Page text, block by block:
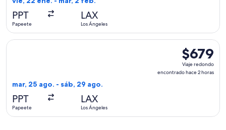
PPT
Papeete
LAX
Los Ángeles
$679
Viaje
redondo,
$679
Viaje redondo
encontrado hace 2 horas
mar, 25 ago. - sáb, 29 ago.
PPT
Papeete
LAX
Los Ángeles
Seleccionar vuelo de Alaska Airlines, con salida el mar, 25